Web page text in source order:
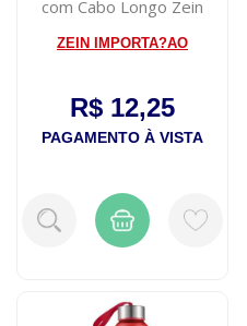
com Cabo Longo Zein
ZEIN IMPORTA?AO
R$ 12,25
PAGAMENTO À VISTA